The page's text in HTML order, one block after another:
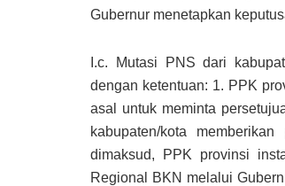
Gubernur menetapkan
I.c. Mutasi PNS dari
dengan ketentuan: 1. PPK
asal untuk meminta
kabupaten/kota
dimaksud, PPK provinsi
Regional BKN melalui